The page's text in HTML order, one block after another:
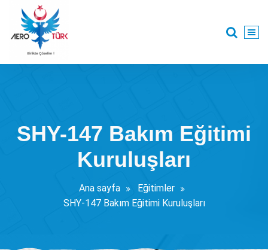
İçeriğe
SHY-147 Bakım Eğitimi
Kuruluşları
Ana sayfa
Eğitimler
SHY-147 Bakım Eğitimi Kuruluşları